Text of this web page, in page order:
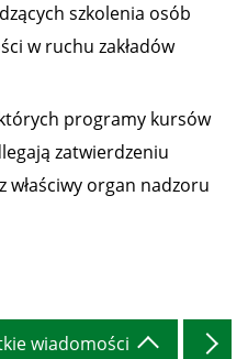
szkolenia osób
w ruchu zakładów
programy kursów
zatwierdzeniu
właściwy organ nadzoru
wiadomości